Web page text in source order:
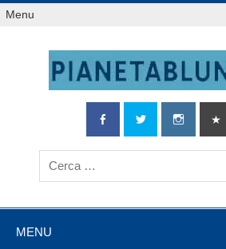
Salta
alMenu
MENU